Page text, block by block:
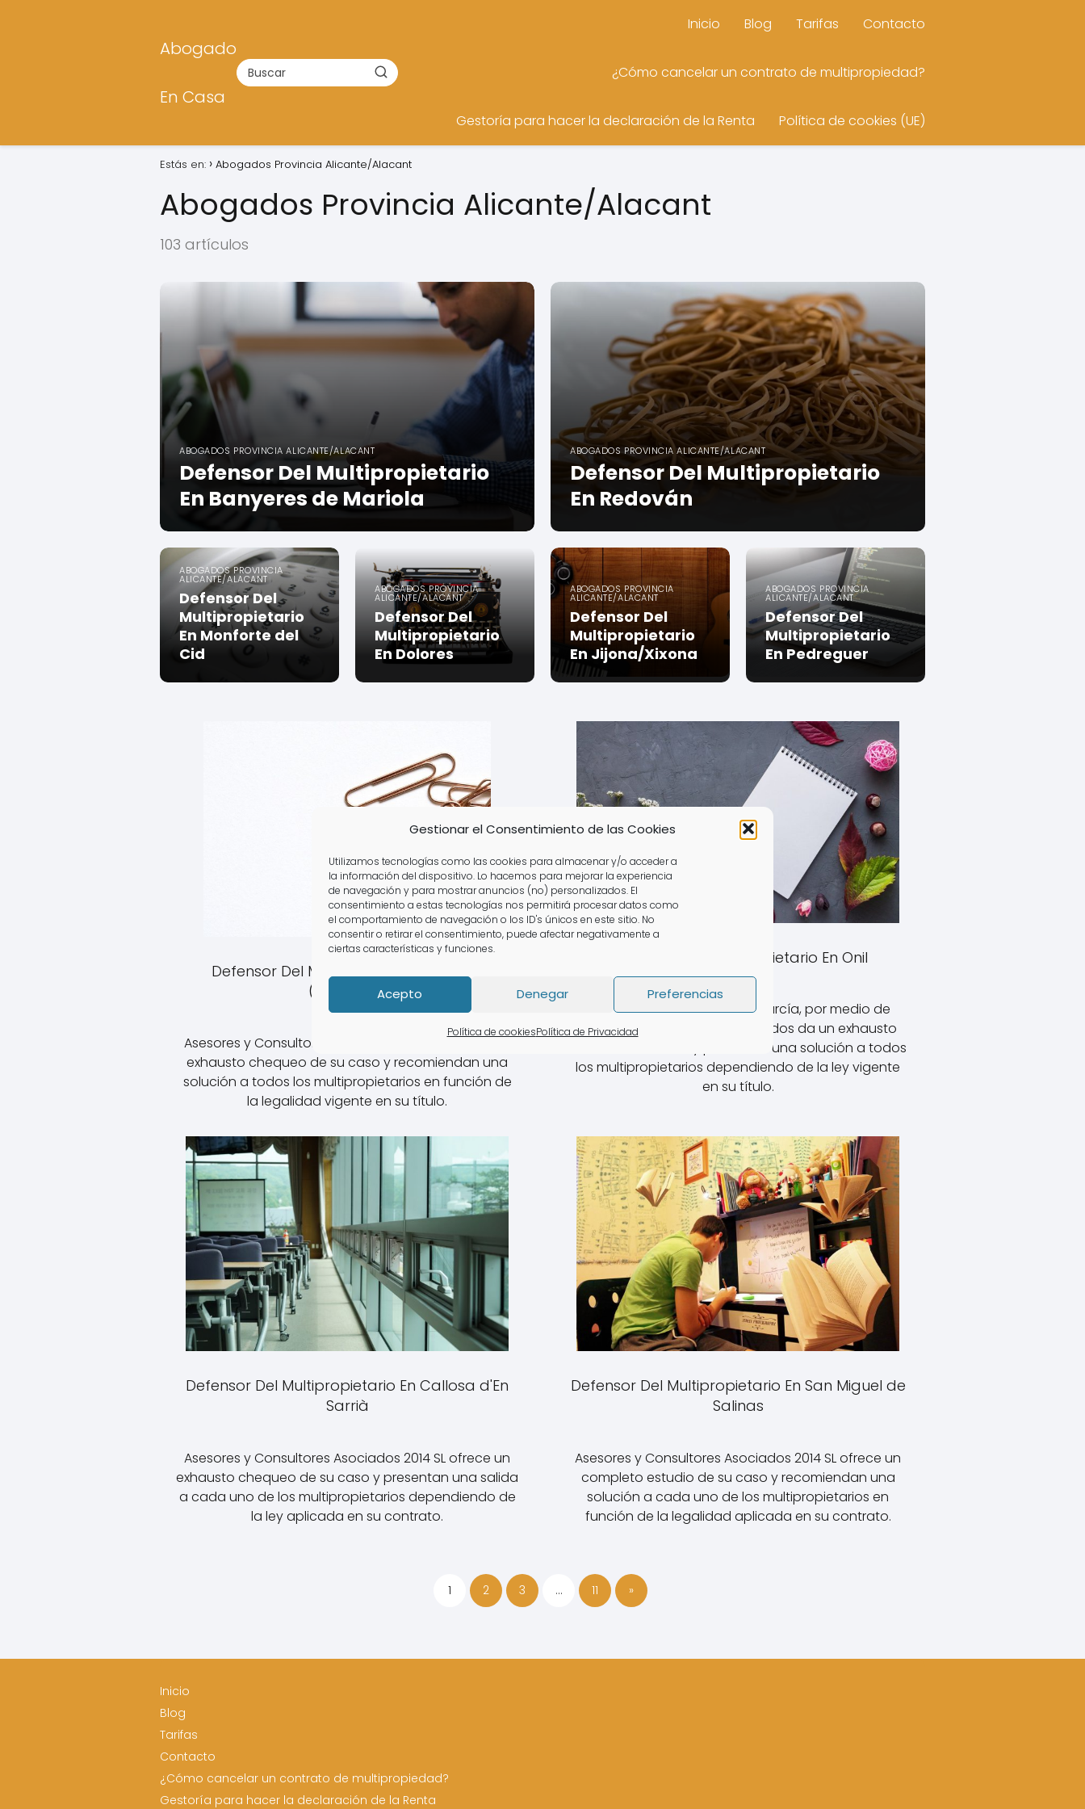
Gestionar el Consentimiento de las Cookies
Utilizamos tecnologías como las cookies para almacenar y/o acceder a
la información del dispositivo. Lo hacemos para mejorar la experiencia
de navegación y para mostrar anuncios (no) personalizados. El
consentimiento a estas tecnologías nos permitirá procesar datos como
el comportamiento de navegación o los ID's únicos en este sitio. No
consentir o retirar el consentimiento, puede afectar negativamente a
ciertas características y funciones.
Acepto Denegar Preferencias
Política de cookiesPolítica de Privacidad
Abogado
En Casa
Inicio Blog Tarifas Contacto
¿Cómo cancelar un contrato de multipropiedad?
Gestoría para hacer la declaración de la Renta Política de cookies (UE)
Estás en: Abogados Provincia Alicante/Alacant
Abogados Provincia Alicante/Alacant
103 artículos
ABOGADOS PROVINCIA ALICANTE/ALACANT
Defensor Del Multipropietario
En Banyeres de Mariola
ABOGADOS PROVINCIA ALICANTE/ALACANT
Defensor Del Multipropietario
En Redován
ABOGADOS PROVINCIA
ALICANTE/ALACANT
Defensor Del
Multipropietario
En Monforte del
Cid
ABOGADOS PROVINCIA
ALICANTE/ALACANT
Defensor Del
Multipropietario
En Dolores
ABOGADOS PROVINCIA
ALICANTE/ALACANT
Defensor Del
Multipropietario
En Jijona/Xixona
ABOGADOS PROVINCIA
ALICANTE/ALACANT
Defensor Del
Multipropietario
En Pedreguer
Defensor Del Multipropietario En Pinós
(el)/Pinoso
Asesores y Consultores Asociados 2014 SL ofrece un
exhausto chequeo de su caso y recomiendan una
solución a todos los multipropietarios en función de
la legalidad vigente en su título.
Defensor Del Multipropietario En Onil
El letrado Álvaro Caballero García, por medio de
Asesores y consultores Asociados da un exhausto
análisis de su caso y presentan una solución a todos
los multipropietarios dependiendo de la ley vigente
en su título.
Defensor Del Multipropietario En Callosa d'En
Sarrià
Asesores y Consultores Asociados 2014 SL ofrece un
exhausto chequeo de su caso y presentan una salida
a cada uno de los multipropietarios dependiendo de
la ley aplicada en su contrato.
Defensor Del Multipropietario En San Miguel de
Salinas
Asesores y Consultores Asociados 2014 SL ofrece un
completo estudio de su caso y recomiendan una
solución a cada uno de los multipropietarios en
función de la legalidad aplicada en su contrato.
1 2 3 … 11 »
Inicio
Blog
Tarifas
Contacto
¿Cómo cancelar un contrato de multipropiedad?
Gestoría para hacer la declaración de la Renta